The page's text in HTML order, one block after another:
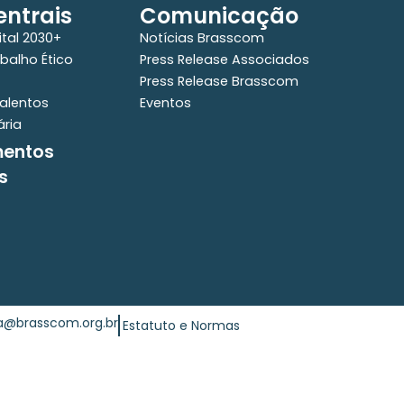
2030+
Ético
Comunicação
Notícias Brasscom
Press Release Associados
Press Release Brasscom
Eventos
Estatuto e Normas